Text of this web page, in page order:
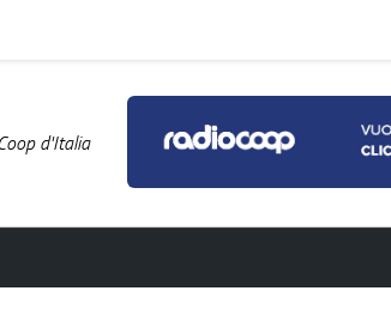
d'Italia